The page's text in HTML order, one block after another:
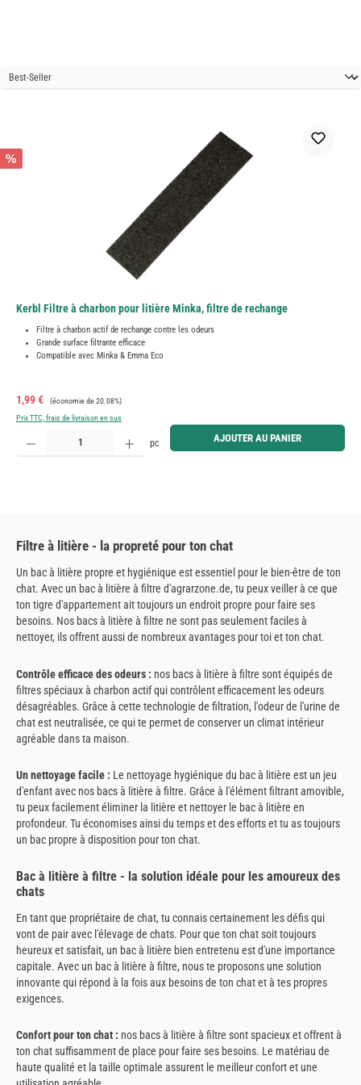
%
Kerbl Filtre à charbon pour litière Minka, filtre de rechange
Filtre à charbon actif de rechange contre les odeurs
Grande surface filtrante efficace
Compatible avec Minka & Emma Eco
Prix de vente :
1,99 € Prix régulier :
(économie de 20.08%)
Prix TTC, frais de livraison en sus
Quantité de produit : Entrez la quantité souhaitée ou utilisez les boutons pour augmenter ou
pc AJOUTER AU PANIER
Filtre à litière - la propreté pour ton chat
Un bac à litière propre et hygiénique est essentiel pour le bien-être de ton
chat. Avec un bac à litière à filtre d'agrarzone.de, tu peux veiller à ce que
ton tigre d'appartement ait toujours un endroit propre pour faire ses
besoins. Nos bacs à litière à filtre ne sont pas seulement faciles à
nettoyer, ils offrent aussi de nombreux avantages pour toi et ton chat.
Contrôle efficace des odeurs : nos bacs à litière à filtre sont équipés de
filtres spéciaux à charbon actif qui contrôlent efficacement les odeurs
désagréables. Grâce à cette technologie de filtration, l'odeur de l'urine de
chat est neutralisée, ce qui te permet de conserver un climat intérieur
agréable dans ta maison.
Un nettoyage facile : Le nettoyage hygiénique du bac à litière est un jeu
d'enfant avec nos bacs à litière à filtre. Grâce à l'élément filtrant amovible,
tu peux facilement éliminer la litière et nettoyer le bac à litière en
profondeur. Tu économises ainsi du temps et des efforts et tu as toujours
un bac propre à disposition pour ton chat.
Bac à litière à filtre - la solution idéale pour les amoureux des
chats
En tant que propriétaire de chat, tu connais certainement les défis qui
vont de pair avec l'élevage de chats. Pour que ton chat soit toujours
heureux et satisfait, un bac à litière bien entretenu est d'une importance
capitale. Avec un bac à litière à filtre, nous te proposons une solution
innovante qui répond à la fois aux besoins de ton chat et à tes propres
exigences.
Confort pour ton chat : nos bacs à litière à filtre sont spacieux et offrent à
ton chat suffisamment de place pour faire ses besoins. Le matériau de
haute qualité et la taille optimale assurent le meilleur confort et une